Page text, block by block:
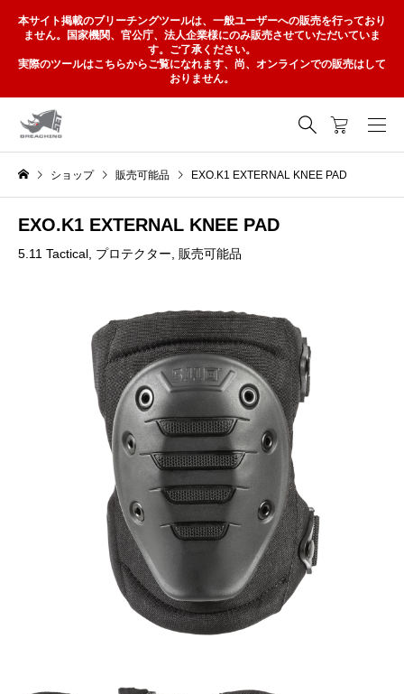
本サイト掲載のブリーチングツールは、一般ユーザーへの販売を行っており
ません。国家機関、官公庁、法人企業様にのみ販売させていただいていま
す。ご了承ください。
実際のツールはこちらからご覧になれます、尚、オンラインでの販売はして
おりません。
ショップ 販売可能品 EXO.K1 EXTERNAL KNEE PAD
EXO.K1 EXTERNAL KNEE PAD
5.11 Tactical, プロテクター, 販売可能品